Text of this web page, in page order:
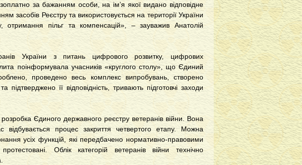
за бажанням особи, на ім’я якої видано відповідне
засобів Реєстру та використовується на території України
отримання пільг та компенсацій», – зауважив Анатолій
України з питань цифрового розвитку, цифрових
поінформувала учасників «круглого столу», що Єдиний
проведено весь комплекс випробувань, створено
її відповідність, тривають підготовчі заходи
Єдиного державного реєстру ветеранів війни. Вона
процес закриття четвертого етапу. Можна
усіх функцій, які передбачено нормативно-правовими
Облік категорій ветеранів війни технічно